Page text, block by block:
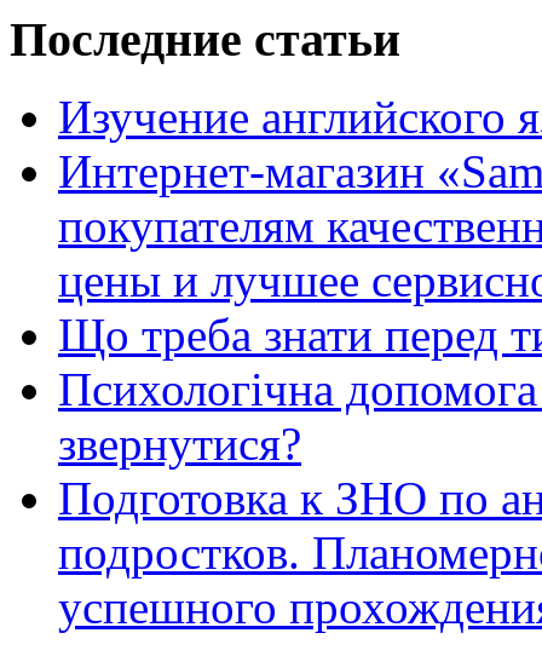
Последние статьи
Изучение английского
Интернет-магазин
покупателям
цены и лучшее
Що треба знати перед
Психологічна
звернутися?
Подготовка к ЗНО по
подростков.
успешного